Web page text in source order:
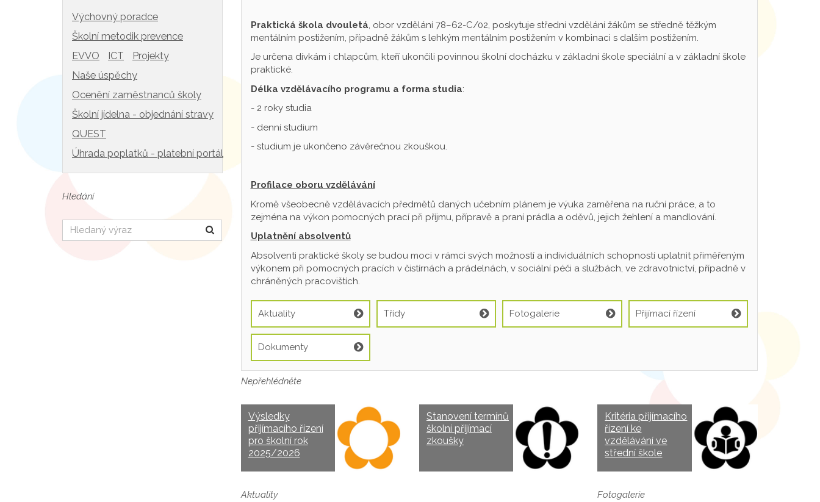
Výchovný poradce
Školní metodik prevence
EVVO
ICT
Projekty
Naše úspěchy
Ocenění zaměstnanců školy
Školní jídelna - objednání stravy
QUEST
Úhrada poplatků - platební portál
Hledání
Hledat
Praktická škola dvouletá, obor vzdělání 78–62-C/02, poskytuje střední vzdělání žákům se středně těžkým
mentálním postižením, případně žákům s lehkým mentálním postižením v kombinaci s dalším postižením.
Je určena dívkám i chlapcům, kteří ukončili povinnou školní docházku v základní škole speciální a v základní škole
praktické.
Délka vzdělávacího programu a forma studia:
- 2 roky studia
- denní studium
- studium je ukončeno závěrečnou zkouškou.
Profilace oboru vzdělávání
Kromě všeobecně vzdělávacích předmětů daných učebním plánem je výuka zaměřena na ruční práce, a to
zejména na výkon pomocných prací při příjmu, přípravě a praní prádla a oděvů, jejich žehlení a mandlování.
Uplatnění absolventů
Absolventi praktické školy se budou moci v rámci svých možností a individuálních schopností uplatnit přiměřeným
výkonem při pomocných pracích v čistírnách a prádelnách, v sociální péči a službách, ve zdravotnictví, případně v
chráněných pracovištích.
Aktuality Třídy Fotogalerie Přijímací řízení
Dokumenty
Nepřehlédněte
Výsledky
přijímacího řízení
pro školní rok
2025/2026
Stanovení termínů
školní přijímací
zkoušky
Kritéria přijímacího
řízení ke
vzdělávání ve
střední škole
Aktuality Fotogalerie